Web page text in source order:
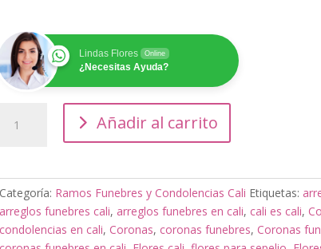
Lindas Flores Online
¿Necesitas Ayuda?
Desde
cantidad
Añadir al carrito
Categoría: Ramos Funebres y Condolencias Cali Etiquetas:
arreglos funebres cali, arreglos funebres en cali, cali es cali,
condolencias en cali, Coronas, coronas funebres, Coronas